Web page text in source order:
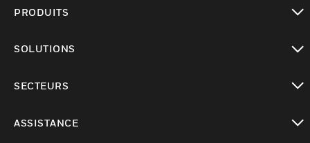
PRODUITS
SOLUTIONS
SECTEURS
ASSISTANCE